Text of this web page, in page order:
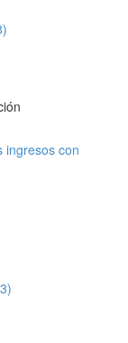
ingresos con